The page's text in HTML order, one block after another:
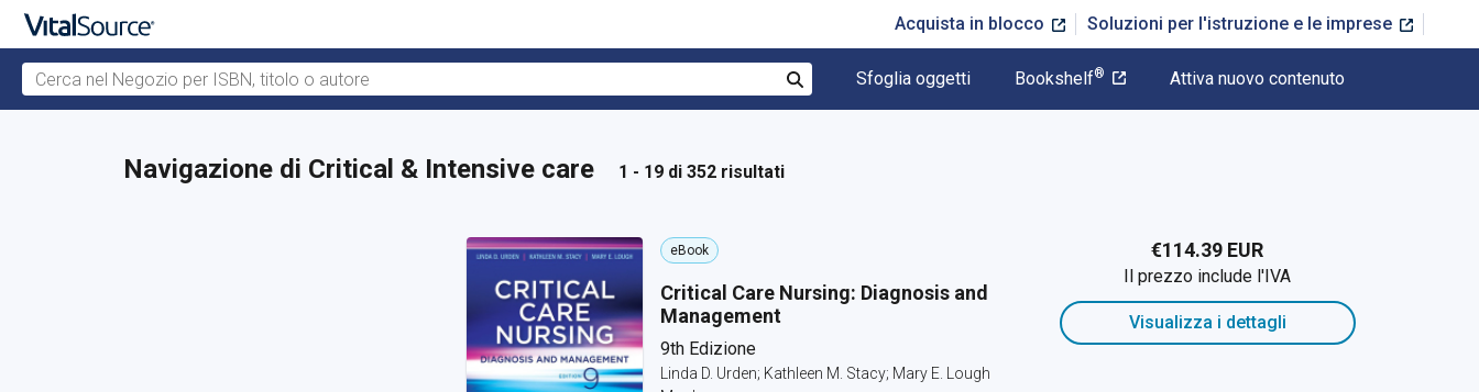
Acquista in blocco Soluzioni per l'istruzione e le imprese
Cerca nel Negozio per ISBN, titolo o autore
Cerca
Sfoglia oggetti Bookshelf® Attiva nuovo contenuto
Navigazione di Critical & Intensive care 1 - 19 di 352 risultati
eBook
Critical Care Nursing: Diagnosis and
Management
9th Edizione
Linda D. Urden; Kathleen M. Stacy; Mary E. Lough
€114.39 EUR
Il prezzo include l'IVA
Visualizza i dettagli